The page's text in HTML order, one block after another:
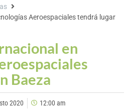
en
Baeza
Aeroespaciales tendrá lugar
2020 12:00 am